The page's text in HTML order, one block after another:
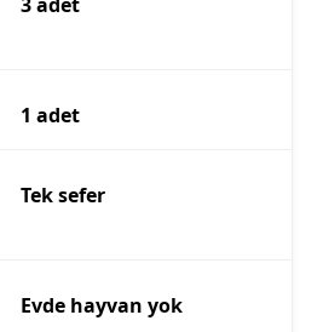
1 adet
Tek sefer
Evde hayvan yok